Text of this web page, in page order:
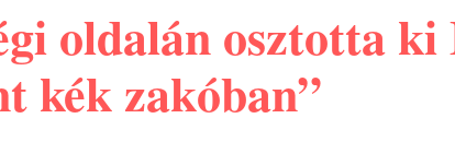
oldalán osztotta
kék zakóban”